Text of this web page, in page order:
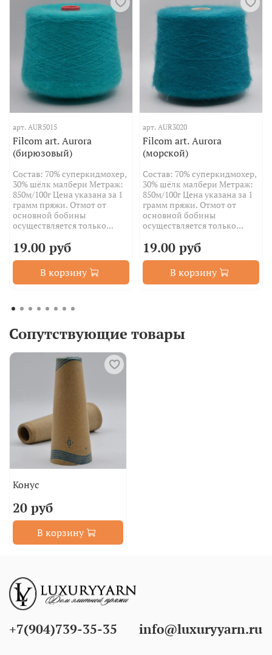
арт. AUR5015
Filcom art. Aurora
(бирюзовый)
Состав: 70% суперкидмохер,
30% шёлк малбери Метраж:
850м/100г Цена указана за 1
грамм пряжи. Отмот от
основной бобины
осуществляется только...
19.00 руб
В корзину
арт. AUR3020
Filcom art. Aurora
(морской)
Состав: 70% суперкидмохер,
30% шёлк малбери Метраж:
850м/100г Цена указана за 1
грамм пряжи. Отмот от
основной бобины
осуществляется только...
19.00 руб
В корзину
Сопутствующие товары
Конус
20 руб
В корзину
+7(904)739-35-35 info@luxuryyarn.ru